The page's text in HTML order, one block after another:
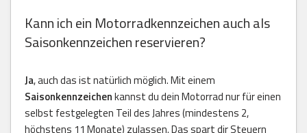
Kann ich ein Motorradkennzeichen auch als
Saisonkennzeichen reservieren?
Ja, auch das ist natürlich möglich. Mit einem
Saisonkennzeichenkannst du dein Motorrad nur für einen
selbst festgelegten Teil des Jahres (mindestens 2,
höchstens 11 Monate) zulassen. Das spart dir Steuern